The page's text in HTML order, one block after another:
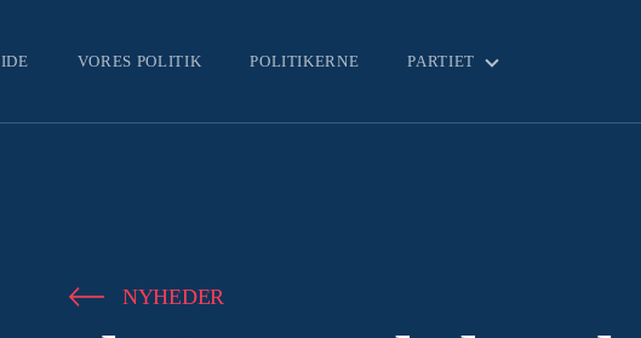
VORES POLITIK POLITIKERNE PARTIET
NYHEDER